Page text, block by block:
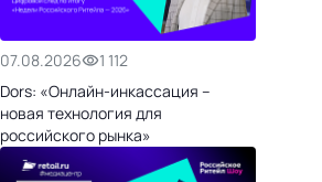
07.08.2026
1 112
Dors: «Онлайн-инкассация –
новая технология для
российского рынка»